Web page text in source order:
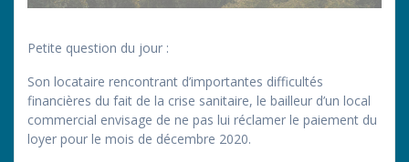
Petite question du jour :
Son locataire rencontrant d’importantes difficultés
financières du fait de la crise sanitaire, le bailleur d’un local
commercial envisage de ne pas lui réclamer le paiement du
loyer pour le mois de décembre 2020.